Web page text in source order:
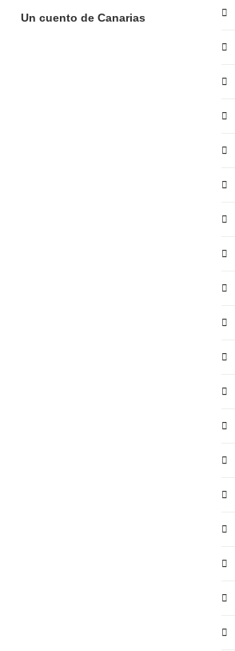
Un cuento de Canarias